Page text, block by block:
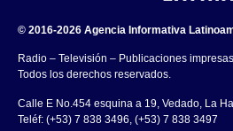
© 2016-2026 Agencia Informativa
Radio – Televisión – Publicaciones
Todos los derechos reservados.
Calle E No.454 esquina a 19, Vedado, La
Teléf: (+53) 7 838 3496, (+53) 7 838 3497